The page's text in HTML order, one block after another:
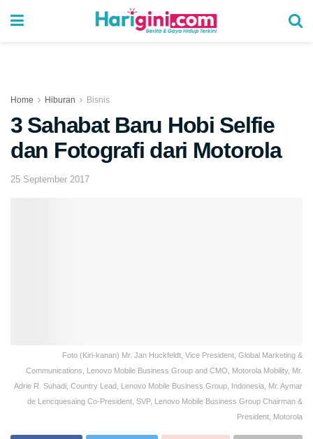
Home Hiburan Bisnis
3 Sahabat Baru Hobi Selfie
dan Fotografi dari Motorola
25 September 2017
Foto (Kiri-kanan) Mr. Jan Huckfeldt, Vice President, Global Marketing &
Communications, Lenovo Mobile Business Group and CMO, Motorola Mobility, Mr.
Adrie R. Suhadi, Country Lead, Lenovo Mobile Business Group, Indonesia, Mr. Aymar
de Lencquesaing Co-President, SVP, Lenovo Mobile Business Group Chairman &
President, Motorola